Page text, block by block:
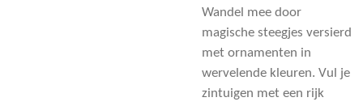
Wandel mee door
magische steegjes versierd
met ornamenten in
wervelende kleuren. Vul je
zintuigen met een rijk